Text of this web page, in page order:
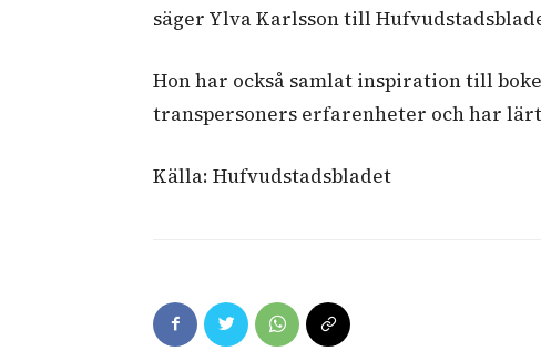
säger Ylva Karlsson till
Hon har också samlat inspiration till
transpersoners erfarenheter och har
Källa: Hufvudstadsbladet